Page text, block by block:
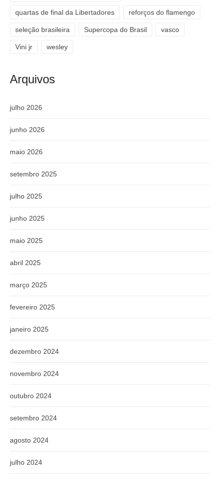
quartas de final da Libertadores reforços do flamengo
seleção brasileira Supercopa do Brasil vasco
Vini jr wesley
Arquivos
julho 2026
junho 2026
maio 2026
setembro 2025
julho 2025
junho 2025
maio 2025
abril 2025
março 2025
fevereiro 2025
janeiro 2025
dezembro 2024
novembro 2024
outubro 2024
setembro 2024
agosto 2024
julho 2024